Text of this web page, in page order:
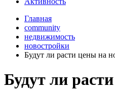
Главная
community
недвижимость
новостройки
Будут ли расти цены на
Будут ли